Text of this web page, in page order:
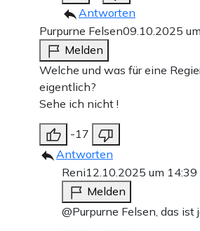
Einmalig Monatlich
Apollo News
Zahlungsoptionen:
10 €
15 € 25 €
Weiter zum
Antworten
Purpurne Felsen09.10.2025
Melden
Welche und was für eine
eigentlich?
Sehe ich nicht !
-17
Antworten
Reni12.10.2025 um
Melden
@Purpurne Felsen, das ist